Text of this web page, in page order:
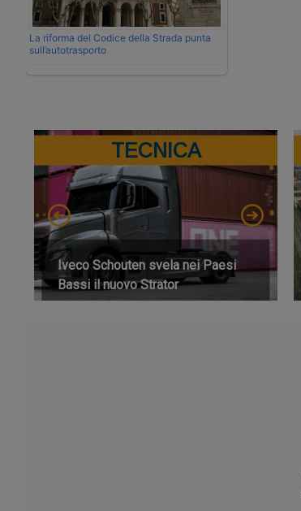
La riforma del Codice della Strada punta
sull’autotrasporto
TECNICA
Iveco Schouten svela nei Paesi
Bassi il nuovo Strator